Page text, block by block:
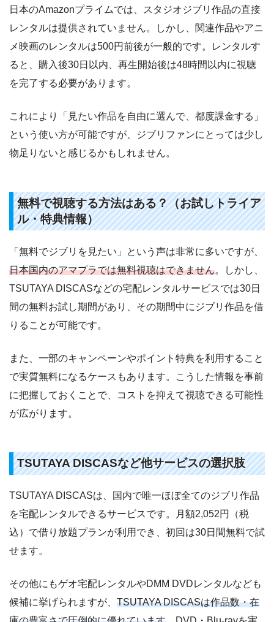
日本のAmazonプライムでは、スタジオジブリ作品の直接
レンタルは提供されていません。しかし、関連作品やアニ
メ映画のレンタルは500円前後が一般的です。レンタルす
ると、購入後30日以内、再生開始後は48時間以内に視聴
を完了する必要があります。
これにより「見たい作品を自由に選んで、都度課金する」
という使い方が可能ですが、ジブリファンにとっては少し
物足りないと感じるかもしれません。
無料で視聴する方法はある？（お試しトライア
ル・特典情報）
「無料でジブリを見たい」という声は非常に多いですが、
日本国内のアマプラでは無料視聴はできません。しかし、
TSUTAYA DISCASなどの宅配レンタルサービスでは30日
間の無料お試し期間があり、その期間中にジブリ作品を借
りることが可能です。
また、一部のキャンペーンやポイント特典を利用すること
で実質無料になるケースもあります。こうした情報を事前
に把握しておくことで、コストを抑えて視聴できる可能性
が広がります。
TSUTAYA DISCASなど他サービスの選択肢
TSUTAYA DISCASは、国内で唯一ほぼ全てのジブリ作品
を宅配レンタルできるサービスです。月額2,052円（税
込）で借り放題プランが利用でき、初回は30日間無料で試
せます。
その他にもゲオ宅配レンタルやDMM DVDレンタルなども
候補に挙げられますが、 TSUTAYA DISCASは作品数・在